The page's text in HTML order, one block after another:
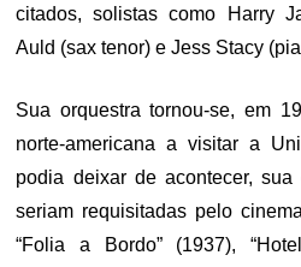
citados, solistas como Harry
Auld (sax tenor) e Jess Stacy
Sua orquestra tornou-se, em
norte-americana a visitar a
podia deixar de acontecer,
seriam requisitadas pelo
“Folia a Bordo” (1937),